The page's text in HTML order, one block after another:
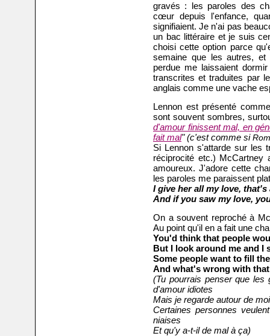
gravés : les paroles des
cœur depuis l'enfance,
signifiaient. Je n'ai pas
un bac littéraire et je suis
choisi cette option parce
semaine que les autres,
perdue me laissaient
transcrites et traduites par
anglais comme une vache
Lennon est présenté
sont souvent sombres,
d'amour finissent mal, en
fait mal" (c'est comme si
Si Lennon s'attarde sur les
réciprocité etc.) McCartney
amoureux. J'adore cette
les paroles me paraissent
I give her all my love, that's
And if you saw my love, y
On a souvent reproché à
Au point qu'il en a fait une
You'd think that people
But I look around me and I
Some people want to fill
And what's wrong with
(Tu pourrais penser que
d'amour idiotes
Mais je regarde autour de
Certaines personnes
niaises
Et qu'y a-t-il de mal à ça)